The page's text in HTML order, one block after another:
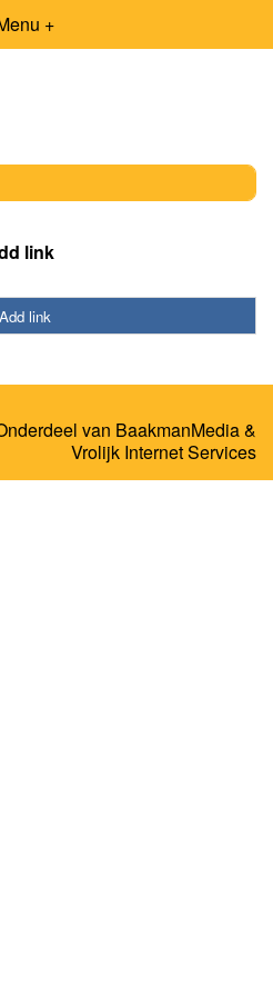
+
link
Add link
van BaakmanMedia&
Vrolijk Internet Services